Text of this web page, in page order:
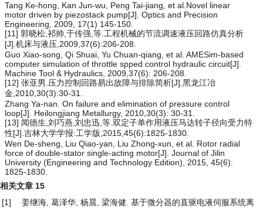
Tang Ke-hong, Kan Jun-wu, Peng Tai-jiang, et al.Novel linear
motor driven by piezostack pump[J]. Optics and Precision
Engineering, 2009, 17(1) 145-150.
[11] 郭晓松,祁帅,于传强,等.工程机械的节流调速液压回路仿真分析
[J].机床与液压,2009,37(6):206-208.
Guo Xiao-song, Qi Shuai, Yu Chuan-qiang, et al. AMESim-based
computer simulation of throttle spped control hydraulic circuit[J].
Machine Tool & Hydraulics, 2009,37(6): 206-208.
[12] 张亚男.压力控制回路易出故障与排除简析[J].黑龙江冶
金,2010,30(3):30-31.
Zhang Ya-nan. On failure and elimination of pressure control
loop[J]. Heilongjiang Metallurgy, 2010,30(3): 30-31.
[13] 闻德生,刘巧燕,刘忠迅,等.双定子单作用液压马达转子径向受力特
性[J].吉林大学学报:工学版,2015,45(6):1825-1830.
Wen De-sheng, Liu Qiao-yan, Liu Zhong-xun, et al. Rotor radial
force of double-stator single-acting motor[J]. Journal of Jilin
University (Engineering and Technology Edition), 2015, 45(6):
1825-1830.
相关文章 15
[1]
姜继海, 葛泽华, 杨晨, 梁海健. 基于微分器的直驱电液伺服系统离